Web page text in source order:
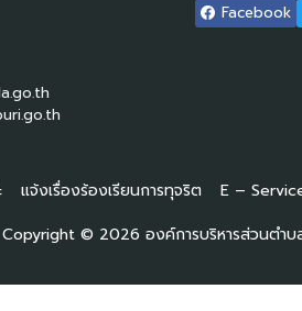
Facebook
แจ้งเรื่องร้องเรียนการทุจริต E –
Copyright © 2026 องค์การบริหารส่วนตำบ